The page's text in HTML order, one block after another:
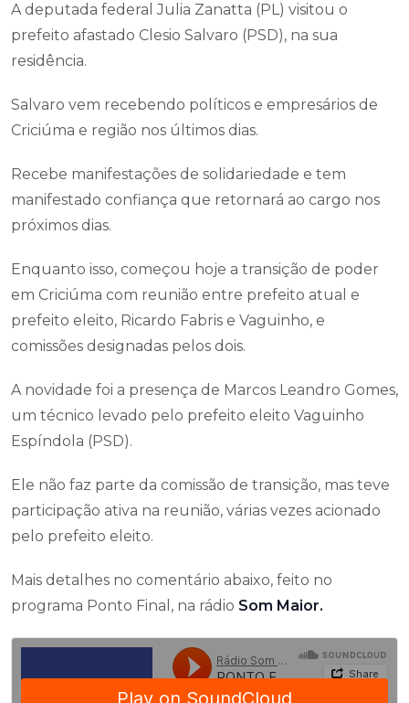
A deputada federal Julia Zanatta (PL) visitou o
prefeito afastado Clesio Salvaro (PSD), na sua
residência.
Salvaro vem recebendo políticos e empresários de
Criciúma e região nos últimos dias.
Recebe manifestações de solidariedade e tem
manifestado confiança que retornará ao cargo nos
próximos dias.
Enquanto isso, começou hoje a transição de poder
em Criciúma com reunião entre prefeito atual e
prefeito eleito, Ricardo Fabris e Vaguinho, e
comissões designadas pelos dois.
A novidade foi a presença de Marcos Leandro Gomes,
um técnico levado pelo prefeito eleito Vaguinho
Espíndola (PSD).
Ele não faz parte da comissão de transição, mas teve
participação ativa na reunião, várias vezes acionado
pelo prefeito eleito.
Mais detalhes no comentário abaixo, feito no
programa Ponto Final, na rádio Som Maior.